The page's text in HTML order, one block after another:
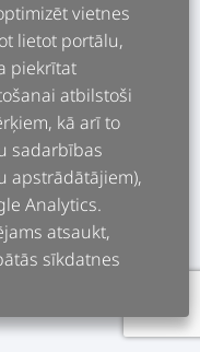
TĀLĀK
vietnes
lietot portālu,
piekrītat
atbilstoši
kā arī to
sadarbības
apstrādātājiem),
Analytics.
atsaukt,
sīkdatnes